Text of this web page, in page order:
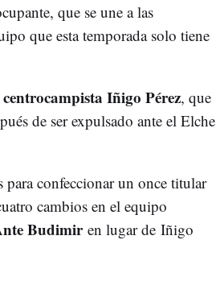
que se une a las
que esta temporada solo tiene
Iñigo Pérez, que
de ser expulsado ante el Elche
confeccionar un once titular
cambios en el equipo
Budimiren lugar de Iñigo